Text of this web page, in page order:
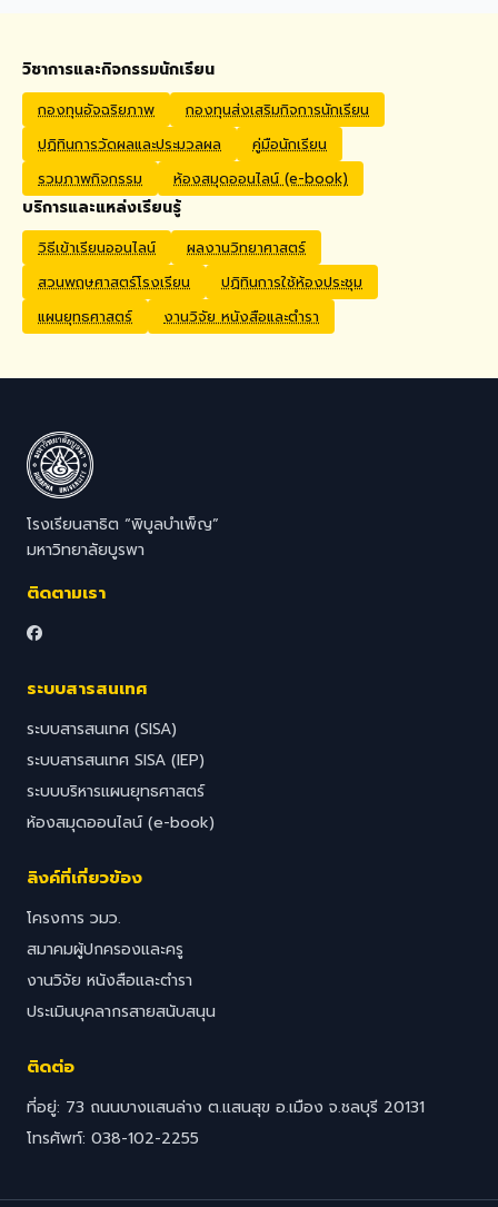
Studies, PE, Arts, or a
Speakers or Non-Native
English Speakers with a
verified TOEIC score of at
least 785. Prior teaching
experience is preferred.
Application Process
Interested candidates
should submit their CV,
passport copy, degree
certificates, relevant
transcripts/documents,
introduction via email to
วิชาการและกิจกรรมนักเรียน
กองทุนอัจฉริยภาพ
กองทุนส่งเสริมกิจการนักเรียน
ปฏิทินการวัดผลและประมวลผล
คู่มือนักเรียน
รวมภาพกิจกรรม
ห้องสมุดออนไลน์ (e-book)
บริการและแหล่งเรียนรู้
วิธีเข้าเรียนออนไลน์
ผลงานวิทยาศาสตร์
สวนพฤษศาสตร์โรงเรียน
ปฏิทินการใช้ห้องประชุม
แผนยุทธศาสตร์
งานวิจัย หนังสือและตำรา
โรงเรียนสาธิต “พิบูลบำเพ็ญ”
มหาวิทยาลัยบูรพา
ติดตามเรา
ระบบสารสนเทศ
ระบบสารสนเทศ (SISA)
ระบบสารสนเทศ SISA (IEP)
ระบบบริหารแผนยุทธศาสตร์
ห้องสมุดออนไลน์ (e-book)
ลิงค์ที่เกี่ยวข้อง
โครงการ วมว.
สมาคมผู้ปกครองและครู
งานวิจัย หนังสือและตำรา
ประเมินบุคลากรสายสนับสนุน
ติดต่อ
ที่อยู่: 73 ถนนบางแสนล่าง ต.แสนสุข อ.เมือง จ.ชลบุรี 20131
โทรศัพท์: 038-102-2255